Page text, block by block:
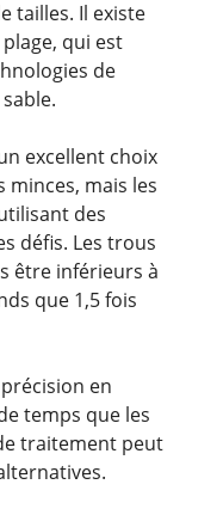
tailles. Il existe
qui est
de
excellent choix
mais les
des
défis. Les trous
être inférieurs à
que 1,5 fois
en
temps que les
traitement peut